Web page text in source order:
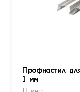
Профнастил
1 мм